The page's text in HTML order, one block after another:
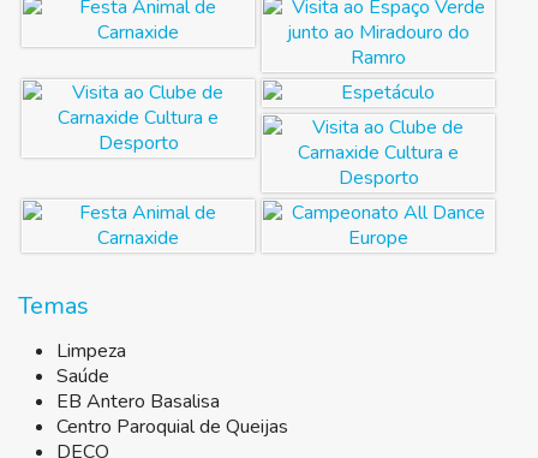
Temas
Limpeza
Saúde
EB Antero Basalisa
Centro Paroquial de Queijas
DECO